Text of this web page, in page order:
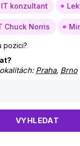
IT konzultant
Chuck Norris
pozici?
Praha, Brno
VYHLEDAT